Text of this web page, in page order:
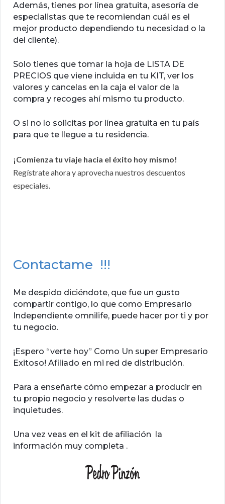
Además, tienes por línea gratuita, asesoría de
especialistas que te recomiendan cuál es el
mejor producto dependiendo tu necesidad o la
del cliente).
Solo tienes que tomar la hoja de LISTA DE
PRECIOS que viene incluida en tu KIT, ver los
valores y cancelas en la caja el valor de la
compra y recoges ahí mismo tu producto.
O si no lo solicitas por línea gratuita en tu país
para que te llegue a tu residencia.
¡Comienza tu viaje hacia el éxito hoy mismo!
Regístrate ahora y aprovecha nuestros descuentos
especiales.
Contactame !!!
Me despido diciéndote, que fue un gusto
compartir contigo, lo que como Empresario
Independiente omnilife, puede hacer por ti y por
tu negocio.
¡Espero “verte hoy” Como Un super Empresario
Exitoso! Afiliado en mi red de distribución.
Para a enseñarte cómo empezar a producir en
tu propio negocio y resolverte las dudas o
inquietudes.
Una vez veas en el kit de afiliación la
información muy completa .